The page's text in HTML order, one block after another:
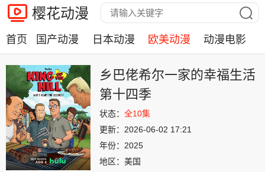
樱花动漫
首页 国产动漫 日本动漫 欧美动漫 动漫电影
乡巴佬希尔一家的幸福生活
第十四季
状态： 全10集
更新： 2026-06-02 17:21
年份： 2025
地区： 美国